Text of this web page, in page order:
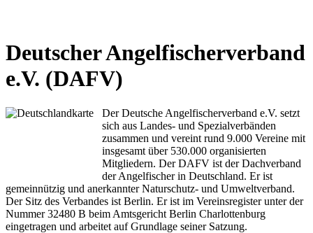
Deutscher Angelfischerverband
e.V. (DAFV)
Der Deutsche Angelfischerverband e.V. setzt
sich aus Landes- und Spezialverbänden
zusammen und vereint rund 9.000 Vereine mit
insgesamt über 530.000 organisierten
Mitgliedern. Der DAFV ist der Dachverband
der Angelfischer in Deutschland. Er ist
gemeinnützig und anerkannter Naturschutz- und Umweltverband.
Der Sitz des Verbandes ist Berlin. Er ist im Vereinsregister unter der
Nummer 32480 B beim Amtsgericht Berlin Charlottenburg
eingetragen und arbeitet auf Grundlage seiner Satzung.